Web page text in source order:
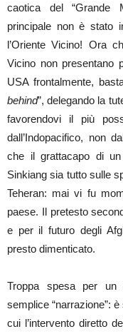
caotica del “Grande
principale non è stato
l’Oriente Vicino! Ora
Vicino non presentano
USA frontalmente,
behind”, delegando la
favorendovi il più
dall’Indopacifico, non
che il grattacapo di
Sinkiang sia tutto sulle
Teheran: mai vi fu
paese. Il pretesto
e per il futuro degli
presto dimenticato.
Troppa spesa per un
semplice “narrazione”:
cui l’intervento diretto